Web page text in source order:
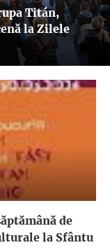
Titán,
la Zilele
de
la Sfântu